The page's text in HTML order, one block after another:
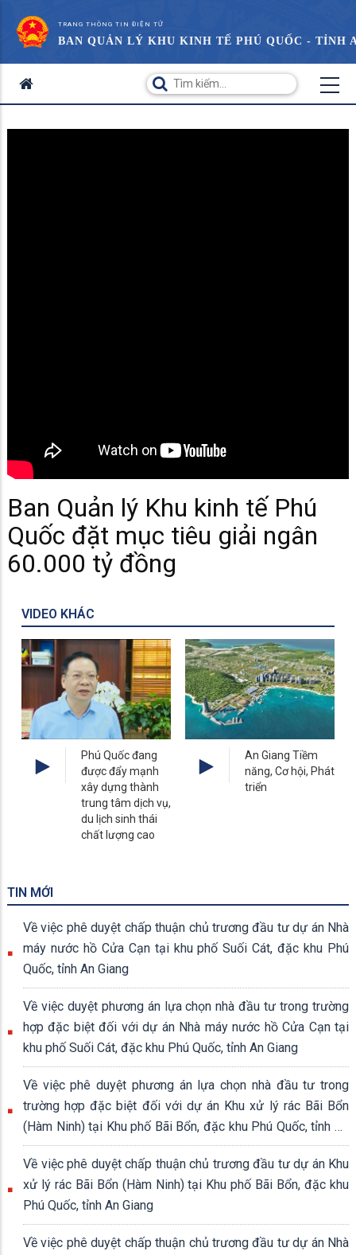
TRANG THÔNG TIN ĐIỆN TỬ
BAN QUẢN LÝ KHU KINH TẾ PHÚ QUỐC - TỈNH
Ban Quản lý Khu kinh tế Phú
Quốc đặt mục tiêu giải ngân
60.000 tỷ đồng
VIDEO KHÁC
Phú Quốc đang
được đẩy mạnh
xây dựng thành
trung tâm dịch vụ,
du lịch sinh thái
chất lượng cao
An Giang Tiềm
năng, Cơ hội, Phát
triển
TIN MỚI
Về việc phê duyệt chấp thuận chủ trương đầu tư dự án Nhà
máy nước hồ Cửa Cạn tại khu phố Suối Cát, đặc khu Phú
Quốc, tỉnh An Giang
Về việc duyệt phương án lựa chọn nhà đầu tư trong trường
hợp đặc biệt đối với dự án Nhà máy nước hồ Cửa Cạn tại
khu phố Suối Cát, đặc khu Phú Quốc, tỉnh An Giang
Về việc phê duyệt phương án lựa chọn nhà đầu tư trong
trường hợp đặc biệt đối với dự án Khu xử lý rác Bãi Bổn
(Hàm Ninh) tại Khu phố Bãi Bổn, đặc khu Phú Quốc, tỉnh An
Giang
Về việc phê duyệt chấp thuận chủ trương đầu tư dự án Khu
xử lý rác Bãi Bổn (Hàm Ninh) tại Khu phố Bãi Bổn, đặc khu
Phú Quốc, tỉnh An Giang
Về việc phê duyệt chấp thuận chủ trương đầu tư dự án Nhà